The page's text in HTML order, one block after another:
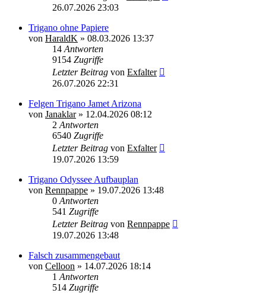
26.07.2026 23:03
Trigano ohne Papiere
von HaraldK » 08.03.2026 13:37
14 Antworten
9154 Zugriffe
Letzter Beitrag von Exfalter
26.07.2026 22:31
Felgen Trigano Jamet Arizona
von Janaklar» 12.04.2026 08:12
2 Antworten
6540 Zugriffe
Letzter Beitrag von Exfalter
19.07.2026 13:59
Trigano Odyssee Aufbauplan
von Rennpappe » 19.07.2026 13:48
0 Antworten
541 Zugriffe
Letzter Beitrag von Rennpappe
19.07.2026 13:48
Falsch zusammengebaut
von Celloon » 14.07.2026 18:14
1 Antworten
514 Zugriffe